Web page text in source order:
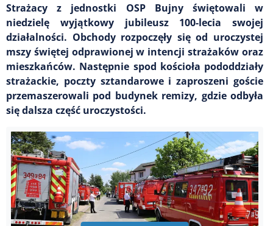
Strażacy z jednostki OSP Bujny świętowali w
niedzielę wyjątkowy jubileusz 100-lecia swojej
działalności. Obchody rozpoczęły się od uroczystej
mszy świętej odprawionej w intencji strażaków oraz
mieszkańców. Następnie spod kościoła pododdziały
strażackie, poczty sztandarowe i zaproszeni goście
przemaszerowali pod budynek remizy, gdzie odbyła
się dalsza część uroczystości.